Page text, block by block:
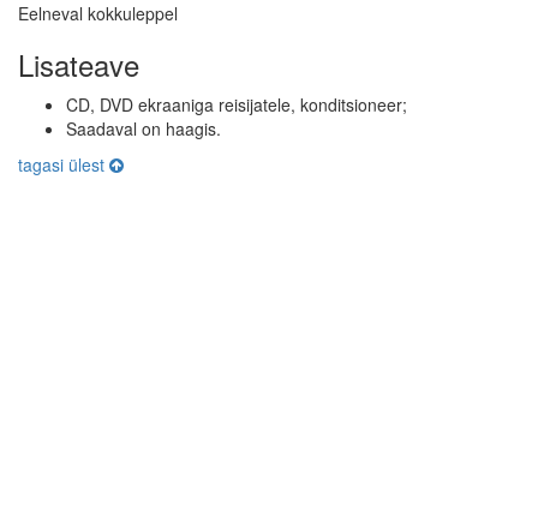
Eelneval kokkuleppel
Lisateave
CD, DVD ekraaniga reisijatele, konditsioneer;
Saadaval on haagis.
tagasi ülest